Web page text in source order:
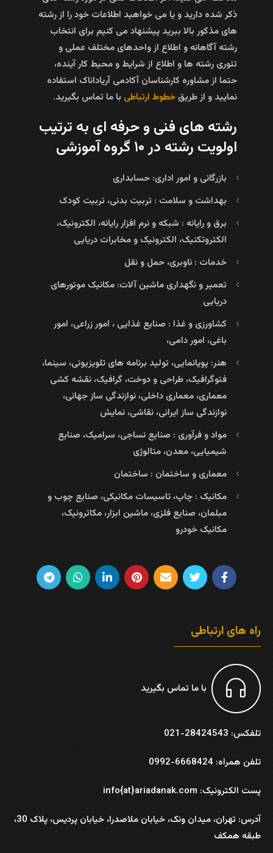
ذکر شده دارید و یا می خواهید اطلاعات خود را از رشته
های مذکور بالا ببرید پیشنهاد می کنیم برای انتخاب
رشته آگاهانه و اطلاع از واحدهای مختلف عملی و
تئوری رشته ها و اطلاع از شرایط و محیط کار آینده،
حتما از مشاوره کارشناسان آکادمی آریاداناک استفاده
نمایید و از طریق خطوط ارتباطی با ما تماس بگیرید.
رشته های فنی و حرفه ای به ترتیب
اولویت رشته در ۱۰ گروه آموزشی
بازرگانی و امور اداری: حسابداری
بهداشت و سلامت : تربیت بدنی، تربیت کودک
برق و رایانه : شبکه و نرم افزار رایانه، الکترونیک،
الکتروتکنیک، الکترونیک و مخابرات دریایی
خدمات : ناوبری، حمل و نقل
تعمیر و نگهداری ماشین آلات: مکانیک موتورهای
دریایی
کشاورزی و غذا : صنایع غذایی ، امور زراعی، امور
باغی، امور دامی،
هنر: پویانمایی، تولید برنامه های تلویزیونی، سینما،
فتوگرافیک، طراحی و دوخت، گرافیک، نقشه کشی
معماری، معماری داخلی، نوازندگی ساز جهانی،
نوازندگی ساز ایرانی، نقاشی، نمایش
مواد و فرآوری : صنایع نساجی، سرامیک، صنایع
شیمیایی، معدن، متالوژی
معماری و ساختمان : ساختمان
مکانیک : چاپ، تاسیسات مکانیکی، صنایع چوب و
مبلمان، صنایع فلزی، ماشین ابزار، مکاترونیک،
مکانیک خودرو
راه های ارتباطی
با ما تماس بگیرید
تلفکس: 28424543-021
تلفن همراه: 6668424-0992
پست الکترونیک: info{at}ariadanak.com
آدرس:
تهران، میدان ونک، خیابان ملاصدرا، خیابان پردیس، پلاک 30،
طبقه همکف